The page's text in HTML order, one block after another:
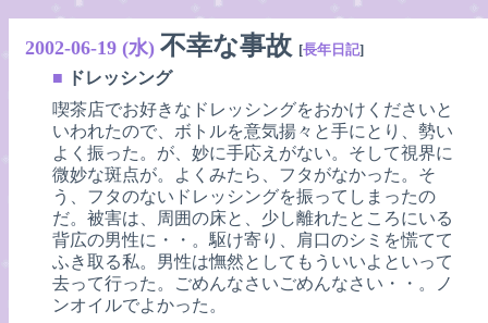
2002-06-19 (水) 不幸な事故 [長年日記]
■ ドレッシング
喫茶店でお好きなドレッシングをおかけくださいと
いわれたので、ボトルを意気揚々と手にとり、勢い
よく振った。が、妙に手応えがない。そして視界に
微妙な斑点が。よくみたら、フタがなかった。そ
う、フタのないドレッシングを振ってしまったの
だ。被害は、周囲の床と、少し離れたところにいる
背広の男性に・・。駆け寄り、肩口のシミを慌てて
ふき取る私。男性は憮然としてもういいよといって
去って行った。ごめんなさいごめんなさい・・。ノ
ンオイルでよかった。